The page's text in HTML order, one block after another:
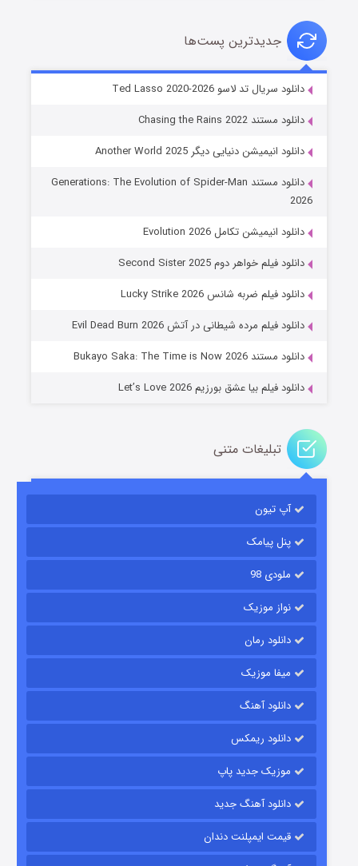
خاندان اژدها فصل ۳
جادوگری در مغولستان
باب اسفنجی فصل ۱۷
قسمت۶ (زیرنویس) منتشر شد
قسمت۱۵ (دوبله) منتشر شد
جدیدترین پست‌ها
دانلود سریال تد لاسو Ted Lasso 2020-2026
دانلود مستند Chasing the Rains 2022
دانلود انیمیشن دنیایی دیگر Another World 2025
دانلود مستند Generations: The Evolution of Spider-Man
2026
دانلود انیمیشن تکامل Evolution 2026
دانلود فیلم خواهر دوم Second Sister 2025
دانلود فیلم ضربه شانس Lucky Strike 2026
دانلود فیلم مرده شیطانی در آتش Evil Dead Burn 2026
دانلود مستند Bukayo Saka: The Time is Now 2026
دانلود فیلم بیا عشق بورزیم Let’s Love 2026
تبلیغات متنی
آپ تیون
پنل پیامک
ملودی 98
نواز موزیک
دانلود رمان
میفا موزیک
دانلود آهنگ
دانلود ریمکس
موزیک جدید پاپ
دانلود آهنگ جدید
قیمت ایمپلنت دندان